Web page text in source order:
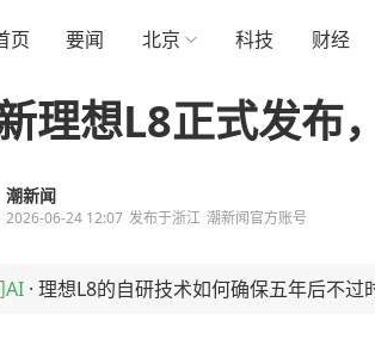
页 要闻 北京 科技 财经
理想L8正式发布
潮新闻
2026-06-24 12:07 发布于浙江 潮新闻官方账号
AI · 理想L8的自研技术如何确保五年后不过